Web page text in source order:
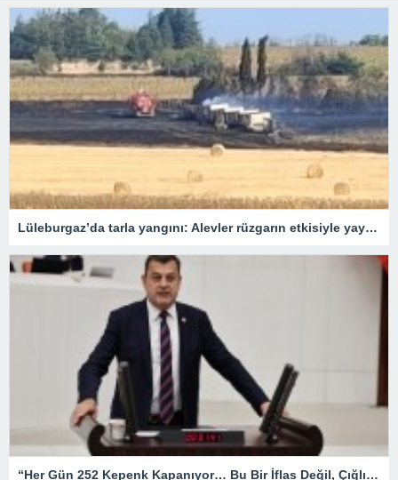
Lüleburgaz’da tarla yangını: Alevler rüzgarın etkisiyle yayıldı
“Her Gün 252 Kepenk Kapanıyor… Bu Bir İflas Değil, Çığlıktır!”